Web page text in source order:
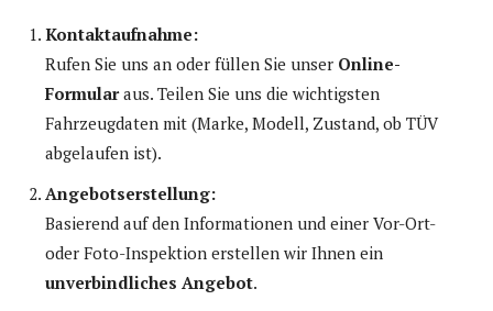
Kontaktaufnahme:
Rufen Sie uns an oder füllen Sie unser Online-
Formularaus. Teilen Sie uns die wichtigsten
Fahrzeugdaten mit (Marke, Modell, Zustand, ob TÜV
abgelaufen ist).
Angebotserstellung:
Basierend auf den Informationen und einer Vor-Ort-
oder Foto-Inspektion erstellen wir Ihnen ein
unverbindliches Angebot.